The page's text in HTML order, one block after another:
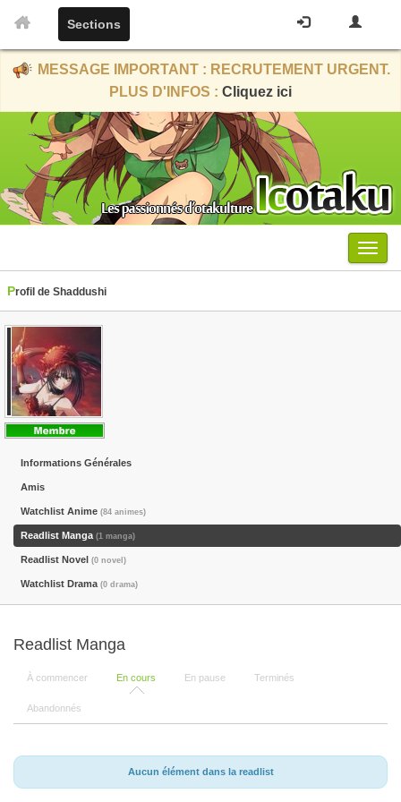
Sections
MESSAGE IMPORTANT : RECRUTEMENT URGENT.
PLUS D'INFOS : Cliquez ici
Menu
Profil de Shaddushi
Informations Générales
Amis
Watchlist Anime (84 animes)
Readlist Manga (1 manga)
Readlist Novel (0 novel)
Watchlist Drama (0 drama)
Readlist Manga
À commencer En cours En pause Terminés
Abandonnés
Aucun élément dans la readlist